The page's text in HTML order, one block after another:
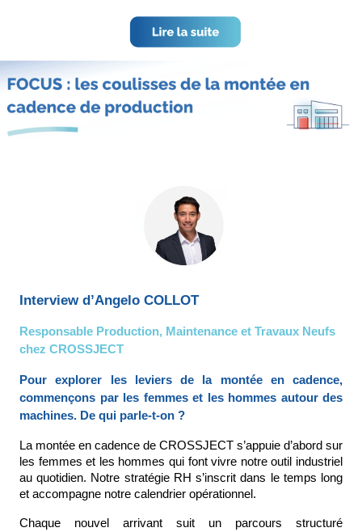
Interview d’Angelo COLLOT
Responsable Production, Maintenance et Travaux Neufs
chez CROSSJECT
Pour explorer les leviers de la montée en cadence,
commençons par les femmes et les hommes autour des
machines. De qui parle-t-on ?
La montée en cadence de CROSSJECT s’appuie d’abord sur
les femmes et les hommes qui font vivre notre outil industriel
au quotidien. Notre stratégie RH s’inscrit dans le temps long
et accompagne notre calendrier opérationnel.
Chaque nouvel arrivant suit un parcours structuré